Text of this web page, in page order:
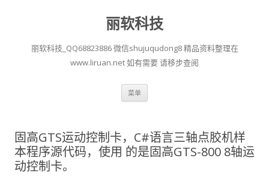
丽软科技
丽软科技_QQ68823886 微信shujuqudong8 精品资料整理在
www.liruan.net 如有需要 请移步查阅
菜单
固高GTS运动控制卡，C#语言三轴点胶机样
本程序源代码，使用 的是固高GTS-800 8轴运
动控制卡。